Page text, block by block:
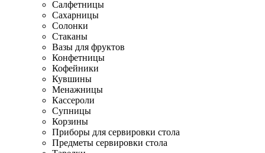
Салфетницы
Сахарницы
Солонки
Стаканы
Вазы для фруктов
Конфетницы
Кофейники
Кувшины
Менажницы
Кассероли
Супницы
Корзины
Приборы для сервировки стола
Предметы сервировки стола